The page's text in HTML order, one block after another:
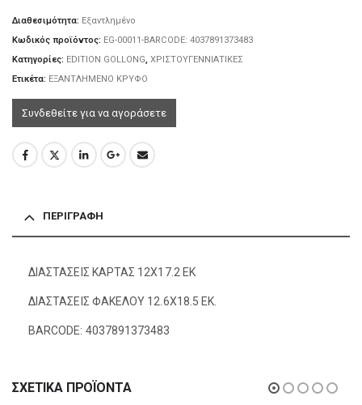
Διαθεσιμότητα: Εξαντλημένο
Κωδικός προϊόντος: EG-00011-BARCODE: 4037891373483
Κατηγορίες: EDITION GOLLONG, ΧΡΙΣΤΟΥΓΕΝΝΙΑΤΙΚΕΣ
Ετικέτα: ΕΞΑΝΤΛΗΜΕΝΟ ΚΡΥΦΟ
Συνδεθείτε για να αγοράσετε
ΠΕΡΙΓΡΑΦΉ
ΔΙΑΣΤΑΣΕΙΣ ΚΑΡΤΑΣ 12Χ17.2 ΕΚ
ΔΙΑΣΤΑΣΕΙΣ ΦΑΚΕΛΟΥ 12.6Χ18.5 ΕΚ.
BARCODE: 4037891373483
ΣΧΕΤΙΚΆ ΠΡΟΪΌΝΤΑ